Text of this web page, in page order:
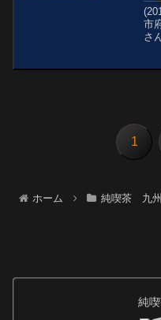
市
さ
辺
1
ホーム 純喫茶 九州
純